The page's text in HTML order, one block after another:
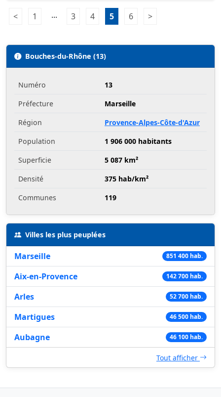
Pagination:
< Page précédente
1 Page 1
... 3 Page 3
4 Page 4
5 Page 5
6 Page 6
>
Bouches-du-Rhône (13)
Numéro
13
Préfecture
Marseille
Région
Provence-Alpes-Côte-d'Azur
Population
1 906 000 habitants
Superficie
5 087 km²
Densité
375 hab/km²
Communes
119
Villes les plus peuplées
Marseille 851 400 hab.
Aix-en-Provence 142 700 hab.
Arles 52 700 hab.
Martigues 46 500 hab.
Aubagne 46 100 hab.
Tout afficher